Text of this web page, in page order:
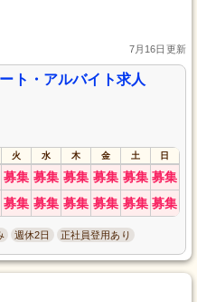
7月16日更新
ト・アルバイト求人
火 水 木 金 土 日
募集 募集 募集 募集 募集 募集
募集 募集 募集 募集 募集 募集
週休2日 正社員登用あり